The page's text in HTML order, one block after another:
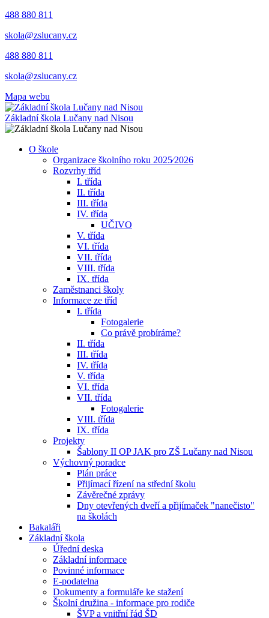
488 880 811
skola@zslucany.cz
488 880 811
skola@zslucany.cz
Mapa webu
Základní škola Lučany nad Nisou
O škole
Organizace školního roku 2025⁄2026
Rozvrhy tříd
I. třída
II. třída
III. třída
IV. třída
UČIVO
V. třída
VI. třída
VII. třída
VIII. třída
IX. třída
Zaměstnanci školy
Informace ze tříd
I. třída
Fotogalerie
Co právě probíráme?
II. třída
III. třída
IV. třída
V. třída
VI. třída
VII. třída
Fotogalerie
VIII. třída
IX. třída
Projekty
Šablony II OP JAK pro ZŠ Lučany nad Nisou
Výchovný poradce
Plán práce
Přijímací řízení na střední školu
Závěrečné zprávy
Dny otevřených dveří a přijímaček "nanečisto"
na školách
Bakaláři
Základní škola
Úřední deska
Základní informace
Povinné informace
E-podatelna
Dokumenty a formuláře ke stažení
Školní družina - informace pro rodiče
ŠVP a vnitřní řád ŠD